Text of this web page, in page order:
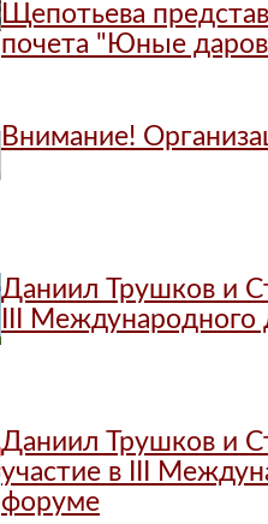
Щепотьева
почета "Юные
Внимание!
Даниил Трушков и
III Международного
Даниил Трушков и
участие в III
форуме